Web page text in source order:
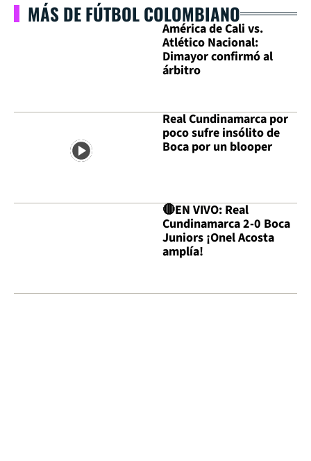
MÁS DE FÚTBOL COLOMBIANO
América de Cali vs.
Atlético Nacional:
Dimayor confirmó al
árbitro
Real Cundinamarca por
poco sufre insólito de
Boca por un blooper
🔴EN VIVO: Real
Cundinamarca 2-0 Boca
Juniors ¡Onel Acosta
amplía!